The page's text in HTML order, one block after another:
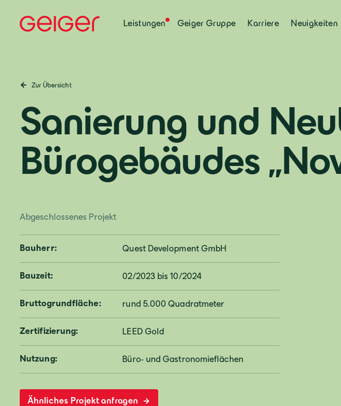
Leistungen Geiger Gruppe Karriere Neuigkeiten
Zur Übersicht
Sanierung und
Bürogebäudes
Abgeschlossenes Projekt
Bauherr: Quest Development GmbH
Bauzeit: 02/2023 bis 10/2024
Bruttogrundfläche: rund 5.000 Quadratmeter
Zertifizierung: LEED Gold
Nutzung: Büro- und Gastronomieflächen
Ähnliches Projekt anfragen